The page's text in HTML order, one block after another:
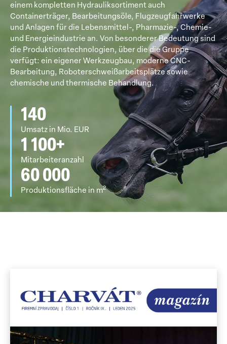
einem kompletten Hydrauliksortiment auch
Containerträger, Bearbeitungsöle, Flugzeugfahrwerke
und Anlagen für die Lebensmittel-, Pharmazie-, Chemie-
und Energieindustrie an. Von besonderer Bedeutung sind
die Produktionstechnologien, über die die Gruppe
verfügt: ein eigener Werkzeugbau, moderne CNC-
Bearbeitung, Roboterschweißarbeitsplätze sowie
chemische und thermische Behandlung.
140
Umsatz in Mio. EUR
1 100+
Mitarbeiteranzahl
60 000
Produktionsfläche in m2